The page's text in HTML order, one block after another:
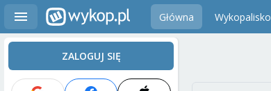
Główna Wykopalisko
ZALOGUJ SIĘ